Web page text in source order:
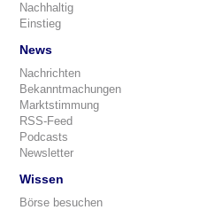
Nachhaltig
Einstieg
News
Nachrichten
Bekanntmachungen
Marktstimmung
RSS-Feed
Podcasts
Newsletter
Wissen
Börse besuchen